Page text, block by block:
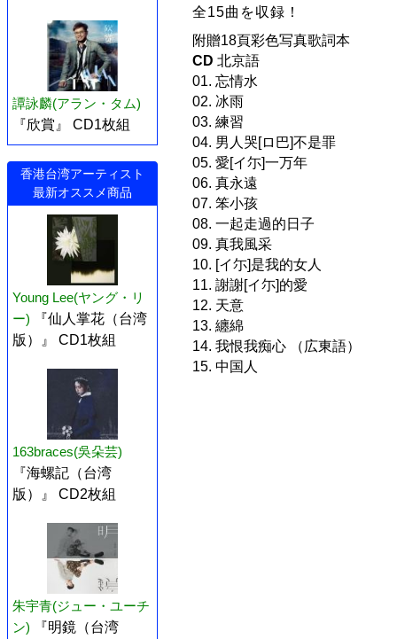
譚詠麟(アラン・タム)
『欣賞』 CD1枚組
香港台湾アーティスト
最新オススメ商品
Young Lee(ヤング・リ
ー)
『仙人掌花（台湾
版）』 CD1枚組
163braces(吳朵芸)
『海螺記（台湾
版）』 CD2枚組
朱宇青(ジュー・ユーチ
ン)
『明鏡（台湾
全15曲を収録！
附贈18頁彩色写真歌詞本
CD 北京語
01. 忘情水
02. 冰雨
03. 練習
04. 男人哭[ロ巴]不是罪
05. 愛[イ尓]一万年
06. 真永遠
07. 笨小孩
08. 一起走過的日子
09. 真我風采
10. [イ尓]是我的女人
11. 謝謝[イ尓]的愛
12. 天意
13. 纏綿
14. 我恨我痴心 （広東語）
15. 中国人